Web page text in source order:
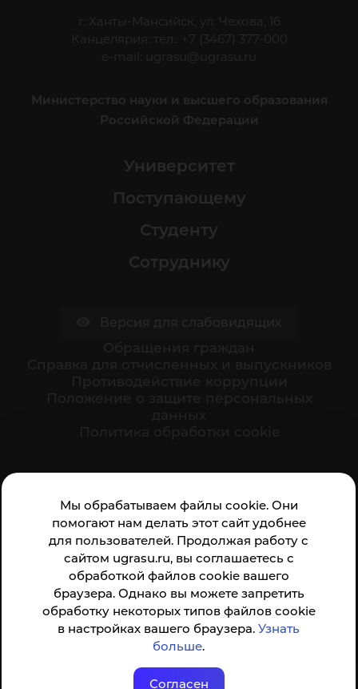
Мы обрабатываем файлы cookie. Они
помогают нам делать этот сайт удобнее
для пользователей. Продолжая работу с
сайтом ugrasu.ru, вы соглашаетесь с
обработкой файлов cookie вашего
браузера. Однако вы можете запретить
обработку некоторых типов файлов cookie
в настройках вашего браузера.Узнать
больше.
Согласен
г. Ханты-Мансийск, ул. Чехова, 16
Канцелярия: тел.: +7 (3467) 377-000
e-mail:
ugrasu@ugrasu.ru
Министерство науки и высшего образования
Российской Федерации
Университет
Поступающему
Студенту
Сотруднику
организации:
Анкета доступна по QR-коду, а так же по прямой
ссылке